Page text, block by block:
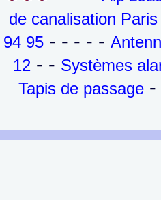
de canalisation
94 95 - - - - -
12 - - Systèmes
Tapis de passage -